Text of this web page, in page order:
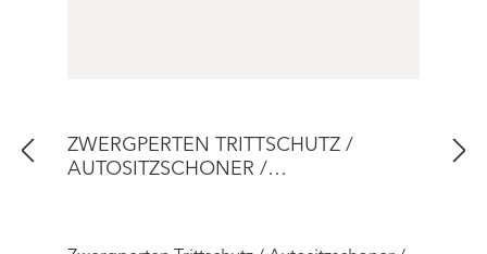
ZWERGPERTEN TRITTSCHUTZ /
AUTOSITZSCHONER /